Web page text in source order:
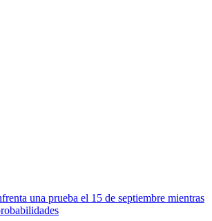
una prueba el 15 de septiembre mientras